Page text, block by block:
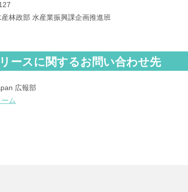
林政部 水産業振興課企画推進班
ースに関するお問い合わせ先
広報部
ム